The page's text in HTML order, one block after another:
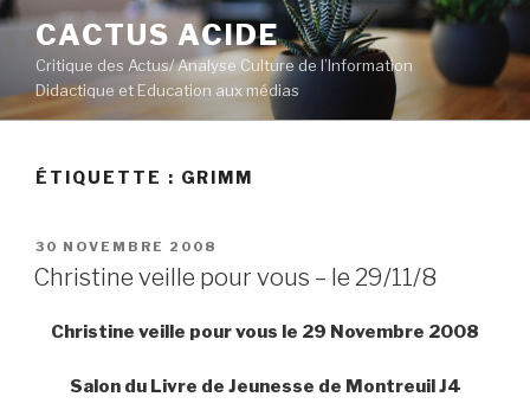
Aller
contenu
principal
CACTUS ACIDE
Critique des Actus/ Analyse Culture de l’Information
Didactique et Education aux médias
ÉTIQUETTE : GRIMM
PUBLIÉ
LE
30 NOVEMBRE 2008
Christine veille pour vous – le 29/11/8
Christine veille pour vous le 29 Novembre 2008
Salon du Livre de Jeunesse de Montreuil J4